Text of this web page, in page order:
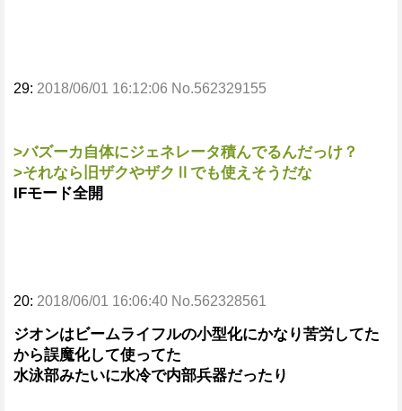
29: 2018/06/01 16:12:06 No.562329155
>バズーカ自体にジェネレータ積んでるんだっけ？
>それなら旧ザクやザクⅡでも使えそうだな
IFモード全開
20: 2018/06/01 16:06:40 No.562328561
ジオンはビームライフルの小型化にかなり苦労してた
から誤魔化して使ってた
水泳部みたいに水冷で内部兵器だったり